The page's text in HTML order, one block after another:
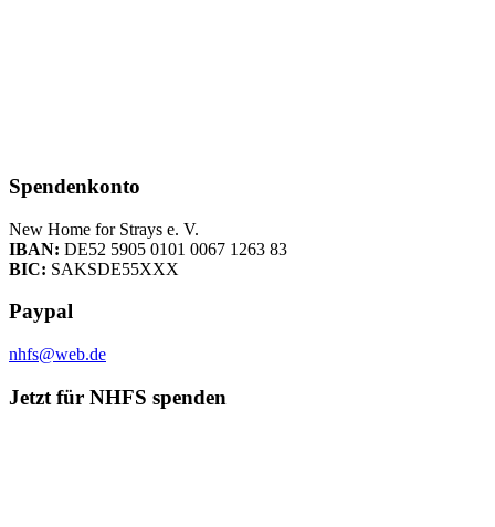
Spendenkonto
New Home for Strays e. V.
IBAN: DE52 5905 0101 0067 1263 83
BIC: SAKSDE55XXX
Paypal
nhfs@web.de
Jetzt für NHFS spenden